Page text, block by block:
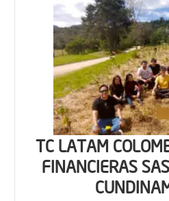
TC LATAM
FINANCIERAS